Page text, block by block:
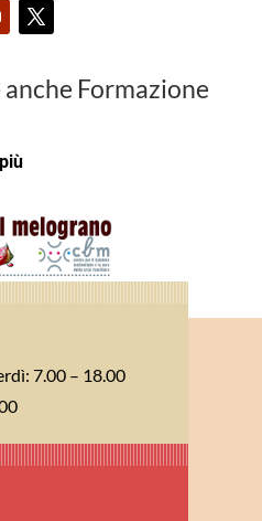
Formazione
7.00 – 18.00